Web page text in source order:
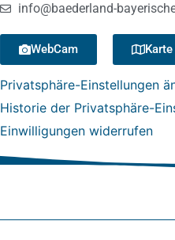
info@baederland-
WebCam Karte
Privatsphäre-Einstellungen
Historie der Privatsphäre-
Einwilligungen widerrufen